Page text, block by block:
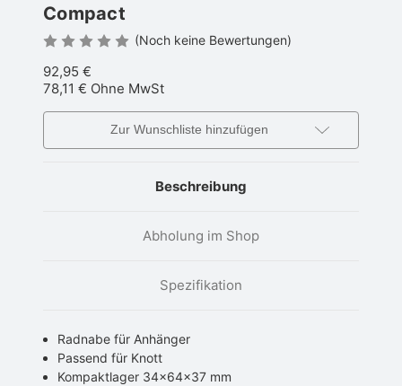
Compact
(Noch keine Bewertungen)
92,95 €
78,11 € Ohne MwSt
Zur Wunschliste hinzufügen
Beschreibung
Abholung im Shop
Spezifikation
Radnabe für Anhänger
Passend für Knott
Kompaktlager 34x64x37 mm